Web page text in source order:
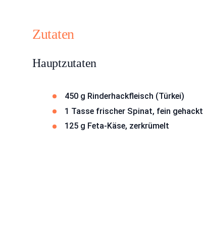
Zutaten
Hauptzutaten
450 g Rinderhackfleisch (Türkei)
1 Tasse frischer Spinat, fein gehackt
125 g Feta-Käse, zerkrümelt